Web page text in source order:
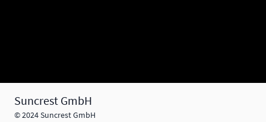
Suncrest GmbH
© 2024 Suncrest GmbH